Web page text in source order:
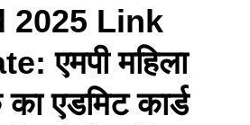
2025 Link
एमपी महिला
का एडमिट कार्ड